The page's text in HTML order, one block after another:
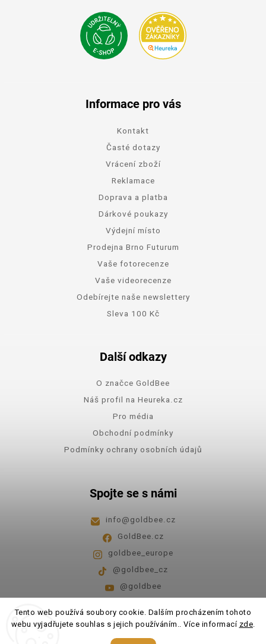
Tento web používá soubory cookie. Dalším procházením tohoto
webu vyjadřujete souhlas s jejich používáním.. Více informací zde.
Informace pro vás
Kontakt
Časté dotazy
Vrácení zboží
Reklamace
Doprava a platba
Dárkové poukazy
Výdejní místo
Prodejna Brno Futurum
Vaše fotorecenze
Vaše videorecenze
Odebírejte naše newslettery
Sleva 100 Kč
Další odkazy
O značce GoldBee
Náš profil na Heureka.cz
Pro média
Obchodní podmínky
Podmínky ochrany osobních údajů
Spojte se s námi
info@goldbee.cz
GoldBee.cz
goldbee_europe
@goldbee_cz
@goldbee
Pondělí - pátek 8:00-14:00